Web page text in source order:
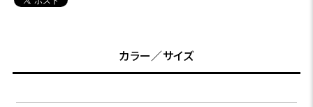
カラー／サイズ